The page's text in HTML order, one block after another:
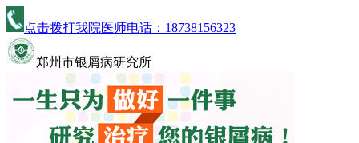
点击拨打我院医师电话： 18738156323
郑州市银屑病研究所